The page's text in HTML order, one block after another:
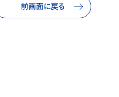
前画面に戻る